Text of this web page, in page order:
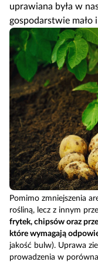
uprawiana była w
gospodarstwie mało
Pomimo zmniejszenia
rośliną, lecz z innym
frytek, chipsów oraz
które wymagają
jakość bulw). Uprawa
prowadzenia w